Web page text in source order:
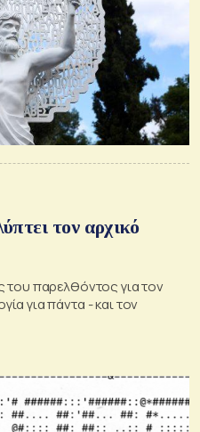
τον αρχικό
του παρελθόντος για τον
για πάντα - και τον